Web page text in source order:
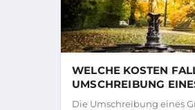
WELCHE KOSTEN
UMSCHREIBUNG
AN?
Die Umschreibung eines